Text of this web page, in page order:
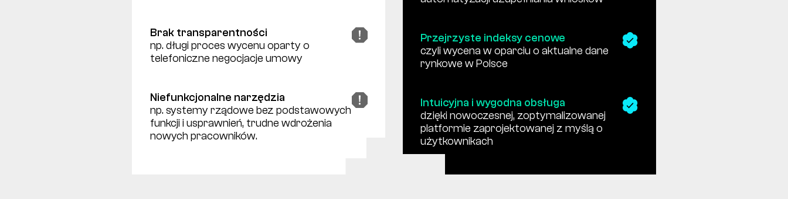
Brak transparentności
np. długi proces wycenu oparty o
telefoniczne negocjacje umowy
Niefunkcjonalne narzędzia
np. systemy rządowe bez podstawowych
funkcji i usprawnień, trudne wdrożenia
nowych pracowników.
Przejrzyste indeksy cenowe
czyli wycena w oparciu o aktualne dane
rynkowe w Polsce
Intuicyjna i wygodna obsługa
dzięki nowoczesnej, zoptymalizowanej
platformie zaprojektowanej z myślą o
użytkownikach